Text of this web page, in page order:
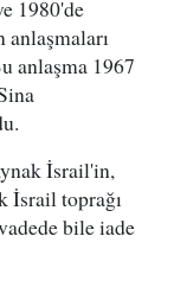
1980'de
anlaşma 1967
İsrail'in,
İsrail toprağı
bile iade